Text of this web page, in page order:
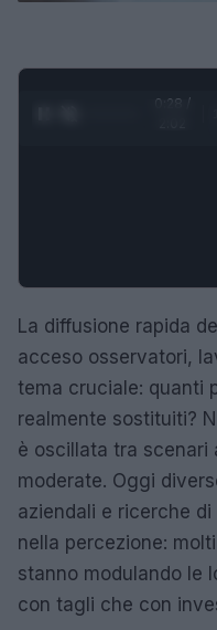
0:29 /
La diffusione rapida
acceso osservatori,
tema cruciale: quanti
realmente sostituiti?
è oscillata tra scenari
moderate. Oggi
aziendali e ricerche
nella percezione:
stanno modulando le
con tagli che con